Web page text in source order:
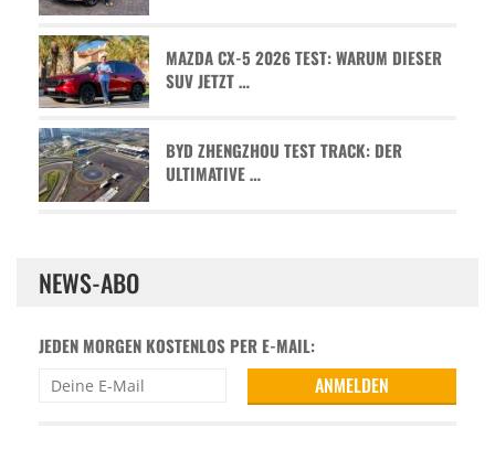
MAZDA CX-5 2026 TEST: WARUM DIESER
SUV JETZT …
BYD ZHENGZHOU TEST TRACK: DER
ULTIMATIVE …
NEWS-ABO
JEDEN MORGEN KOSTENLOS PER E-MAIL: